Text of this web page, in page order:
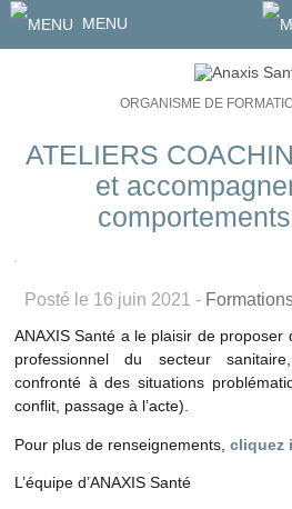
MENU
ORGANISME DE
ATELIERS
et
Posté le 16 juin 2021 -
ANAXIS Santé a le plaisir de proposer
professionnel du secteur
confronté à des situations
conflit, passage à l’acte).
Pour plus de renseignements,cliquez
L’équipe d’ANAXIS Santé